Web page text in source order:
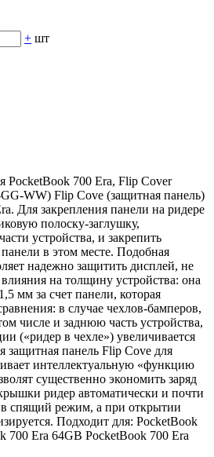
+ шт
PocketBook 700 Era, Flip Cover
WW) Flip Cove (защитная панель)
Для закрепления панели на ридере
полоску-заглушку,
устройства, и закрепить
в этом месте. Подобная
надежно защитить дисплей, не
на толщину устройства: она
мм за счет панели, которая
в случае чехлов-бамперов,
числе и заднюю часть устройства,
(«ридер в чехле») увеличивается
панель Flip Cove для
интеллектуальную «функцию
существенно экономить заряд
ридер автоматически и почти
спящий режим, а при открытии
Подходит для: PocketBook
700 Era 64GB PocketBook 700 Era